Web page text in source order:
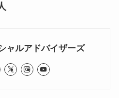
ャルアドバイザーズ